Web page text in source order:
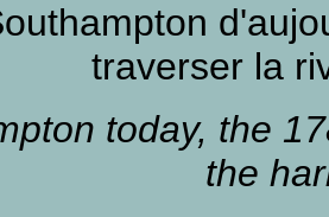
traverser la
today, the
the